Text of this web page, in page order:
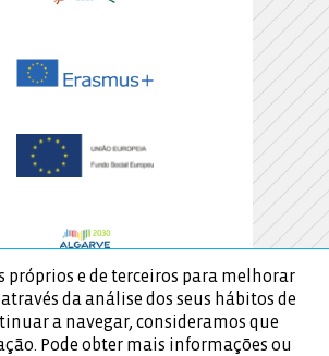
próprios e de terceiros para melhorar
da análise dos seus hábitos de
a navegar, consideramos que
Pode obter mais informações ou